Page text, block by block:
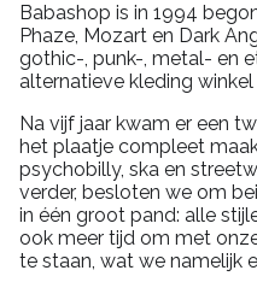
Babashop is in 1994
Phaze, Mozart en Dark
gothic-, punk-, metal- en
alternatieve kleding
Na vijf jaar kwam er een
het plaatje compleet
psychobilly, ska en
verder, besloten we om
in één groot pand: alle
ook meer tijd om met
te staan, wat we namelijk